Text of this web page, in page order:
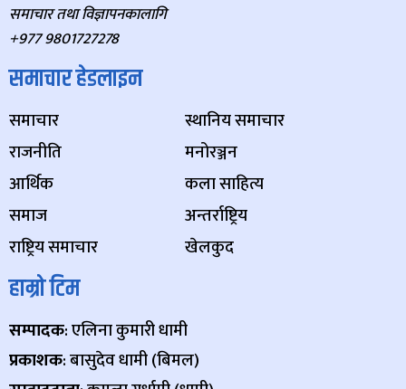
समाचार तथा विज्ञापनकालागि
+977 9801727278
समाचार हेडलाइन
समाचार
राजनीति
आर्थिक
समाज
राष्ट्रिय समाचार
स्थानिय समाचार
मनोरञ्जन
कला साहित्य
अन्तर्राष्ट्रिय
खेलकुद
हाम्रो टिम
सम्पादक: एलिना कुमारी धामी
प्रकाशक: बासुदेव धामी (बिमल)